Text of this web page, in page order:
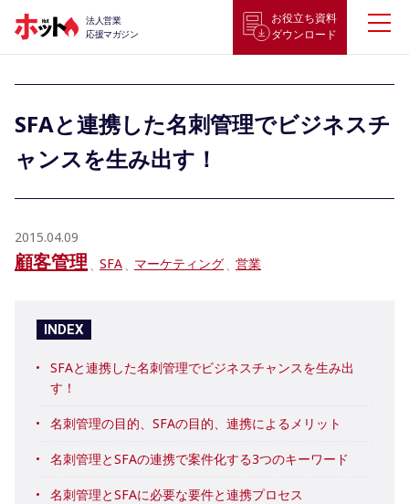
法人営業
応援マガジン
お役立ち資料
ダウンロード
SFAと連携した名刺管理でビジネスチ
ャンスを生み出す！
2015.04.09
顧客管理 SFA マーケティング 営業
INDEX
SFAと連携した名刺管理でビジネスチャンスを生み出
す！
名刺管理の目的、SFAの目的、連携によるメリット
名刺管理とSFAの連携で案件化する3つのキーワード
名刺管理とSFAに必要な要件と連携プロセス